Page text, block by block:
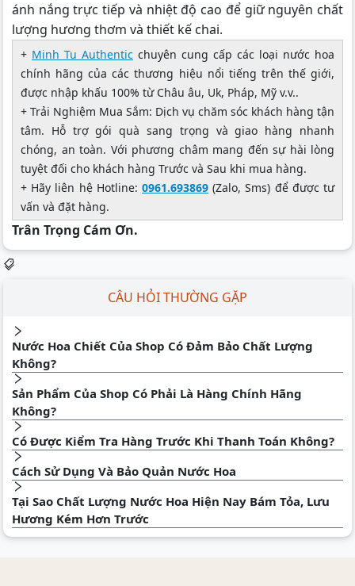
ánh nắng trực tiếp và nhiệt độ cao để giữ nguyên chất
lượng hương thơm và thiết kế chai.
+ Minh Tu Authentic chuyên cung cấp các loại nước hoa
chính hãng của các thương hiệu nổi tiếng trên thế giới,
được nhập khấu 100% từ Châu âu, Uk, Pháp, Mỹ v.v..
+ Trải Nghiệm Mua Sắm: Dịch vụ chăm sóc khách hàng tận
tâm. Hỗ trợ gói quà sang trọng và giao hàng nhanh
chóng, an toàn. Với phương châm mang đến sự hài lòng
tuyệt đối cho khách hàng Trước và Sau khi mua hàng.
+ Hãy liên hệ Hotline: 0961.693869 (Zalo, Sms) để được tư
vấn và đặt hàng.
Trân Trọng Cám Ơn.
CÂU HỎI THƯỜNG GẶP
Nước Hoa Chiết Của Shop Có Đảm Bảo Chất Lượng
Không?
Sản Phẩm Của Shop Có Phải Là Hàng Chính Hãng
Không?
Có Được Kiểm Tra Hàng Trước Khi Thanh Toán Không?
Cách Sử Dụng Và Bảo Quản Nước Hoa
Tại Sao Chất Lượng Nước Hoa Hiện Nay Bám Tỏa, Lưu
Hương Kém Hơn Trước